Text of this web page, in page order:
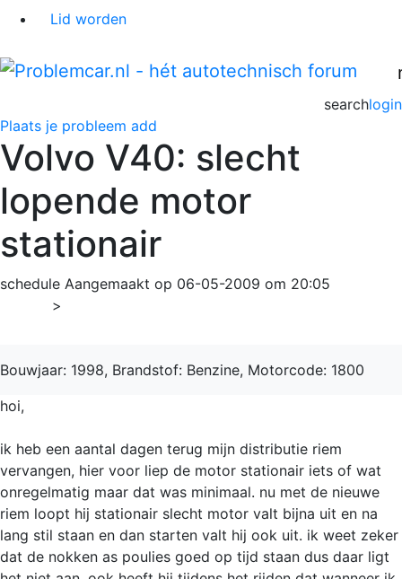
Lid worden
login
search
Plaats je probleem add
Volvo V40: slecht
lopende motor
stationair
schedule Aangemaakt op 06-05-2009 om 20:05
>
Bouwjaar: 1998, Brandstof: Benzine, Motorcode: 1800
hoi,
ik heb een aantal dagen terug mijn distributie riem
vervangen, hier voor liep de motor stationair iets of wat
onregelmatig maar dat was minimaal. nu met de nieuwe
riem loopt hij stationair slecht motor valt bijna uit en na
lang stil staan en dan starten valt hij ook uit. ik weet zeker
dat de nokken as poulies goed op tijd staan dus daar ligt